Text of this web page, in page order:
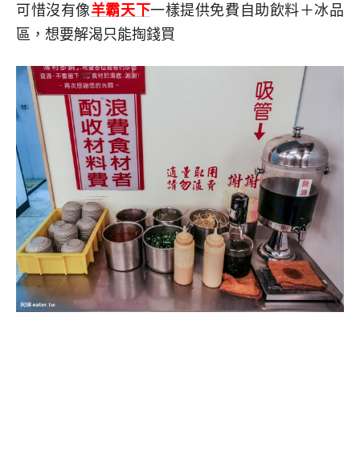
可惜沒有像羊霸天下一樣提供免費自助飲料＋冰品
區，想要解渴只能掏錢買